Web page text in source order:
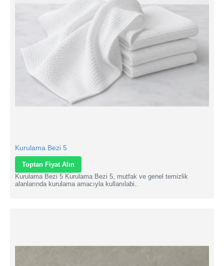
Kurulama Bezi 5
Toptan Fiyat Alın
Kurulama Bezi 5 Kurulama Bezi 5, mutfak ve genel temizlik
alanlarında kurulama amacıyla kullanılabi..